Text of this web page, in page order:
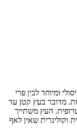
ומיוחד לבין פרי
מדובר בעץ קטן עד
העץ משתייך
וקולינרית שאין לאף